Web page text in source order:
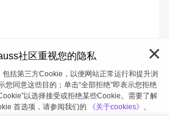
社区重视您的隐私
括第三方Cookie，以便网站正常运行和提升浏
您同意这些目的；单击“全部拒绝”即表示您拒绝
以选择接受或拒绝某些Cookie。需要了解
首选项，请参阅我们的
《关于cookies》。